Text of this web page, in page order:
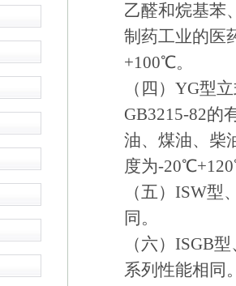
乙醛和烷基苯
制药工业的医
+100℃。
（四）YG型
GB3215-82的
油、煤油、柴
度为-
（五）ISW
同。
（六）ISGB
系列性能相同